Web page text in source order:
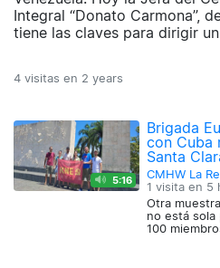
Integral “Donato Carmona”,
tiene las claves para dirigir
4 visitas en 2 years
5:16
Brigada
con Cuba
Santa
CMHW La
1 visita en 5
Otra
no está sola
100